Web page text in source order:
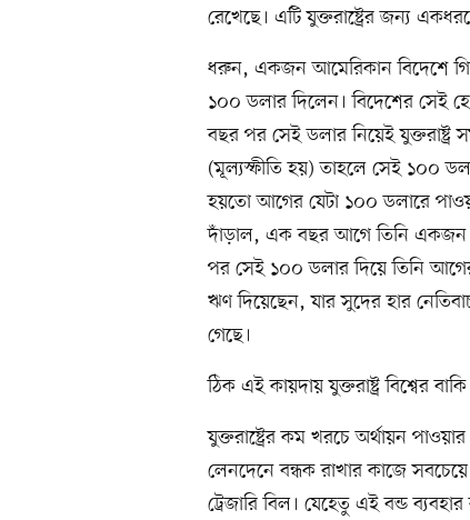
রেখেছে। এটি যুক্তরাষ্ট্রের জন্য
ধরুন, একজন আমেরিকান বিদেশে
১০০ ডলার দিলেন। বিদেশের সেই
বছর পর সেই ডলার নিয়েই যুক্তরাষ্ট্র
(মূল্যস্ফীতি হয়) তাহলে সেই ১০০
হয়তো আগের যেটা ১০০ ডলারে
দাঁড়াল, এক বছর আগে তিনি একজন
পর সেই ১০০ ডলার দিয়ে তিনি
ঋণ দিয়েছেন, যার সুদের হার
গেছে।
ঠিক এই কায়দায় যুক্তরাষ্ট্র বিশ্বের
যুক্তরাষ্ট্রের কম খরচে অর্থায়ন
লেনদেনে বন্ধক রাখার কাজে
ট্রেজারি বিল। যেহেতু এই বন্ড